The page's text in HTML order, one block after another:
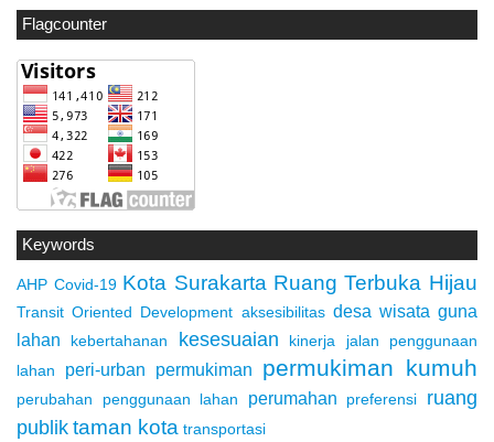
Flagcounter
Keywords
AHP Covid-19 Kota Surakarta Ruang Terbuka Hijau
Transit Oriented Development aksesibilitas desa wisata guna
lahan
kebertahanan kesesuaian kinerja jalan
penggunaan
lahan
peri-urban permukiman permukiman kumuh
perubahan penggunaan lahan perumahan preferensi
ruang
publik taman kota transportasi